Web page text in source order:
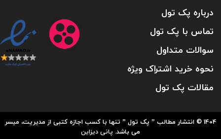
درباره پک تول
تماس با پک تول
سوالات متداول
نحوه خرید اشتراک ویژه
مقالات پک تول
1404 © انتشار مطالب ” پک تول ” تنها با کسب اجازه کتبی از مدیریت، میسر
می باشد. پانی دیزاین